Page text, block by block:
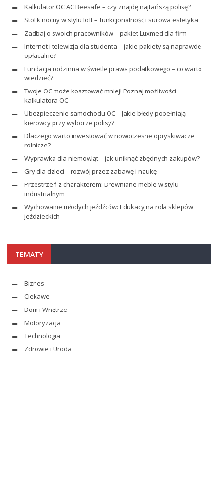
Kalkulator OC AC Beesafe – czy znajdę najtańszą polisę?
Stolik nocny w stylu loft – funkcjonalność i surowa estetyka
Zadbaj o swoich pracowników – pakiet Luxmed dla firm
Internet i telewizja dla studenta – jakie pakiety są naprawdę
opłacalne?
Fundacja rodzinna w świetle prawa podatkowego – co warto
wiedzieć?
Twoje OC może kosztować mniej! Poznaj możliwości
kalkulatora OC
Ubezpieczenie samochodu OC – Jakie błędy popełniają
kierowcy przy wyborze polisy?
Dlaczego warto inwestować w nowoczesne opryskiwacze
rolnicze?
Wyprawka dla niemowląt – jak uniknąć zbędnych zakupów?
Gry dla dzieci – rozwój przez zabawę i naukę
Przestrzeń z charakterem: Drewniane meble w stylu
industrialnym
Wychowanie młodych jeźdźców: Edukacyjna rola sklepów
jeździeckich
TEMATY
Biznes
Ciekawe
Dom i Wnętrze
Motoryzacja
Technologia
Zdrowie i Uroda